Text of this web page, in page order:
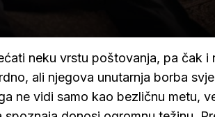
neku vrstu poštovanja, pa čak i
ali njegova unutarnja borba
ne vidi samo kao bezličnu metu,